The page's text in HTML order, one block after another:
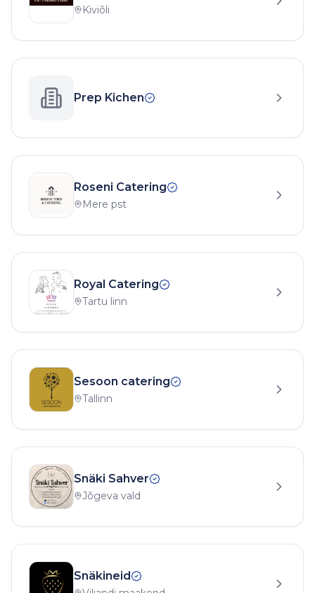
Kiviõli
Prep Kichen
Roseni Catering
Mere pst
Royal Catering
Tartu linn
Sesoon catering
Tallinn
Snäki Sahver
Jõgeva vald
Snäkineid